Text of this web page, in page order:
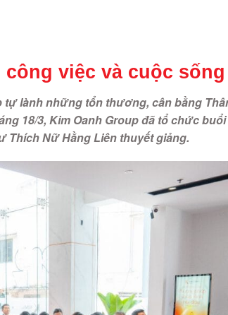
việc và cuộc sống
lành những tổn thương, cân bằng
18/3, Kim Oanh Group đã tổ chức buổi
Thích Nữ Hằng Liên thuyết giảng.